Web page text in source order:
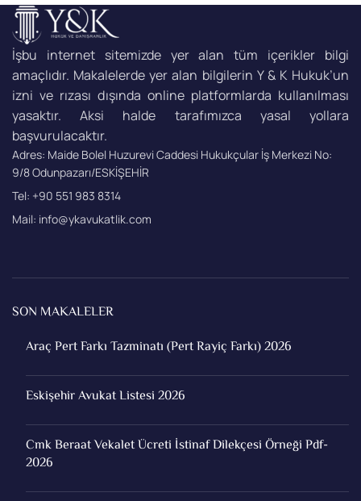
İşbu internet sitemizde yer alan tüm içerikler bilgi
amaçlıdır. Makalelerde yer alan bilgilerin Y & K Hukuk’un
izni ve rızası dışında online platformlarda kullanılması
yasaktır. Aksi halde tarafımızca yasal yollara
başvurulacaktır.
Adres: Maide Bolel Huzurevi Caddesi Hukukçular İş Merkezi No:
9/8 Odunpazarı/ESKİŞEHİR
Tel: +90 551 983 8314
Mail: info@ykavukatlik.com
SON MAKALELER
Araç Pert Farkı Tazminatı (Pert Rayiç Farkı) 2026
Eskişehir Avukat Listesi 2026
Cmk Beraat Vekalet Ücreti İstinaf Dilekçesi Örneği Pdf-
2026